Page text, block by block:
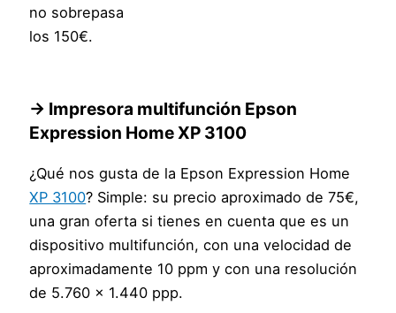
no sobrepasa
los 150€.
→ Impresora multifunción Epson
Expression Home XP 3100
¿Qué nos gusta de la Epson Expression Home
XP 3100? Simple: su precio aproximado de 75€,
una gran oferta si tienes en cuenta que es un
dispositivo multifunción, con una velocidad de
aproximadamente 10 ppm y con una resolución
de 5.760 x 1.440 ppp.